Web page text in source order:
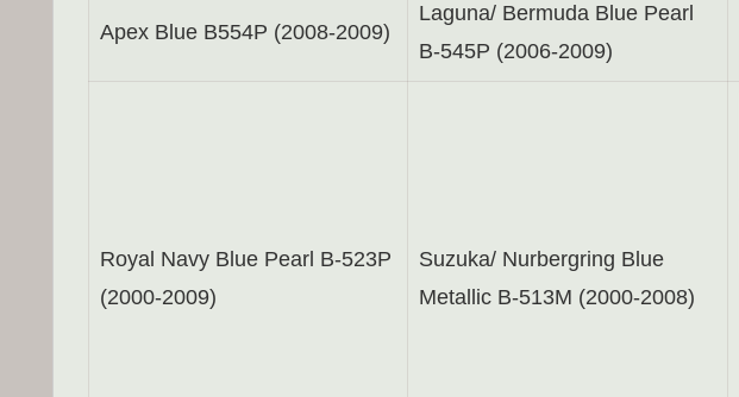
Apex Blue B554P (2008-2009)
Laguna/ Bermuda Blue Pearl
B-545P (2006-2009)
Royal Navy Blue Pearl B-523P
(2000-2009)
Suzuka/ Nurbergring Blue
Metallic B-513M (2000-2008)